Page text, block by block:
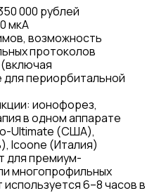
000 рублей
мкА
возможность
протоколов
периорбитальной
ионофорез,
в одном аппарате
Ultimate (США),
Icoone (Италия)
для премиум-
многопрофильных
6–8 часов в